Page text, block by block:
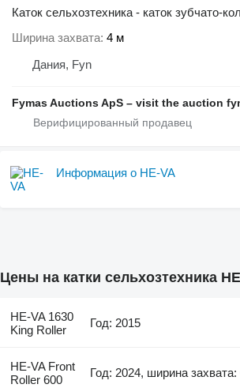
Каток сельхозтехника - каток зубчато-
Ширина захвата 4 м
Дания, Fyn
Информация о HE-VA
Цены на катки сельхозтехника
HE-VA 1630
King Roller
Год: 2015
HE-VA Front
Roller 600
Год: 2024, ширина